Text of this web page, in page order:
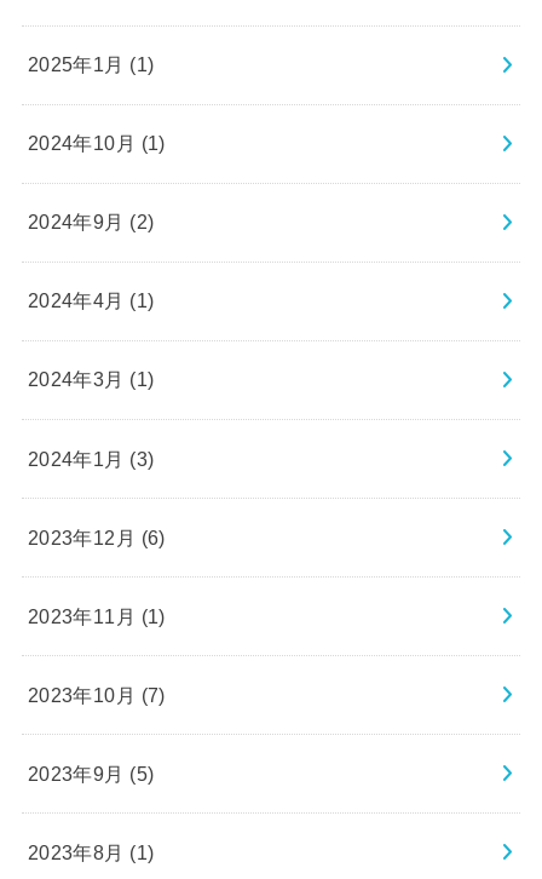
2025年1月 (1)
2024年10月 (1)
2024年9月 (2)
2024年4月 (1)
2024年3月 (1)
2024年1月 (3)
2023年12月 (6)
2023年11月 (1)
2023年10月 (7)
2023年9月 (5)
2023年8月 (1)